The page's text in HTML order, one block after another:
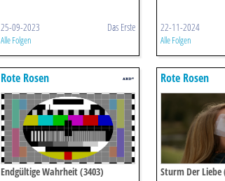
25-09-2023 Das Erste
Alle Folgen
22-11-2024
Alle Folgen
Rote Rosen
Endgültige Wahrheit (3403)
Rote Rosen
Sturm Der Liebe